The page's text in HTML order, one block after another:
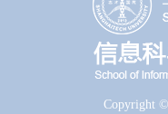
Copyright